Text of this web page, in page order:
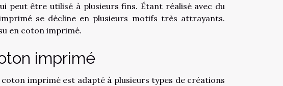
peut être utilisé à plusieurs fins. Étant réalisé avec du
se décline en plusieurs motifs très attrayants.
en coton imprimé.
imprimé
imprimé est adapté à plusieurs types de créations